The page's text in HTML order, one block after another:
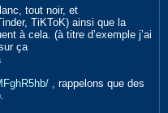
tout noir, et
TiKToK) ainsi que la
à cela. (à titre d’exemple j’ai
ça
, rappelons que des